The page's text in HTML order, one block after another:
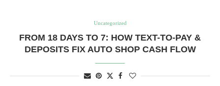
Uncategorized
FROM 18 DAYS TO 7: HOW TEXT-TO-PAY &
DEPOSITS FIX AUTO SHOP CASH FLOW